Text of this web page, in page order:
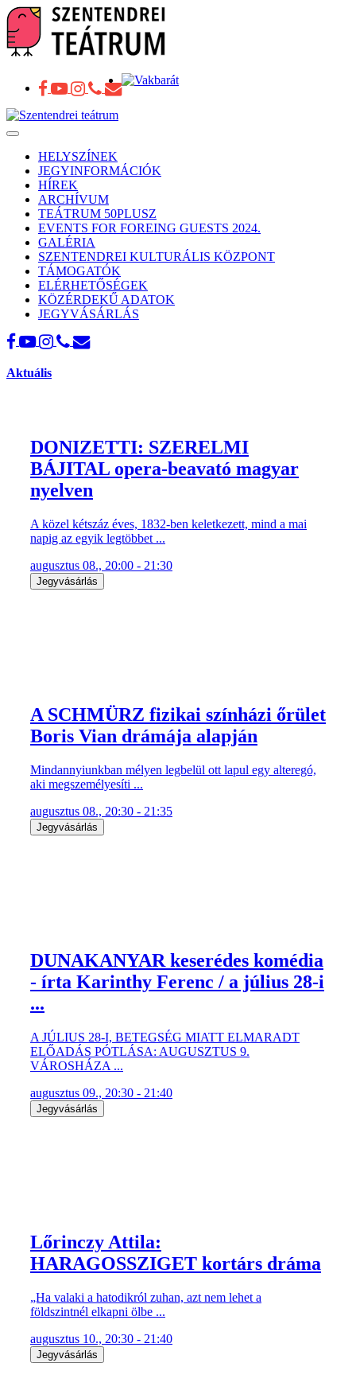
Toggle
navigationHELYSZÍNEK
JEGYINFORMÁCIÓK
HÍREK
ARCHÍVUM
TEÁTRUM 50PLUSZ
EVENTS FOR FOREING GUESTS 2024.
GALÉRIA
SZENTENDREI KULTURÁLIS KÖZPONT
TÁMOGATÓK
ELÉRHETŐSÉGEK
KÖZÉRDEKŰ ADATOK
JEGYVÁSÁRLÁS
Aktuális
DONIZETTI: SZERELMI
BÁJITAL opera-beavató magyar
nyelven
A közel kétszáz éves, 1832-ben keletkezett, mind a mai
napig az egyik legtöbbet ...
augusztus 08., 20:00 - 21:30
Jegyvásárlás
A SCHMÜRZ fizikai színházi őrület
Boris Vian drámája alapján
Mindannyiunkban mélyen legbelül ott lapul egy alteregó,
aki megszemélyesíti ...
augusztus 08., 20:30 - 21:35
Jegyvásárlás
DUNAKANYAR keserédes komédia
- írta Karinthy Ferenc / a július 28-i
...
A JÚLIUS 28-I, BETEGSÉG MIATT ELMARADT
ELŐADÁS PÓTLÁSA: AUGUSZTUS 9.
VÁROSHÁZA ...
augusztus 09., 20:30 - 21:40
Jegyvásárlás
Lőrinczy Attila:
HARAGOSSZIGET kortárs dráma
„Ha valaki a hatodikról zuhan, azt nem lehet a
földszintnél elkapni ölbe ...
augusztus 10., 20:30 - 21:40
Jegyvásárlás